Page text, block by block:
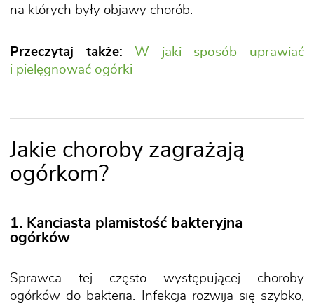
na których były objawy chorób.
Przeczytaj także:
W jaki sposób uprawiać
i pielęgnować ogórki
Jakie choroby zagrażają
ogórkom?
1. Kanciasta plamistość bakteryjna
ogórków
Sprawca tej często występującej choroby
ogórków do bakteria. Infekcja rozwija się szybko,